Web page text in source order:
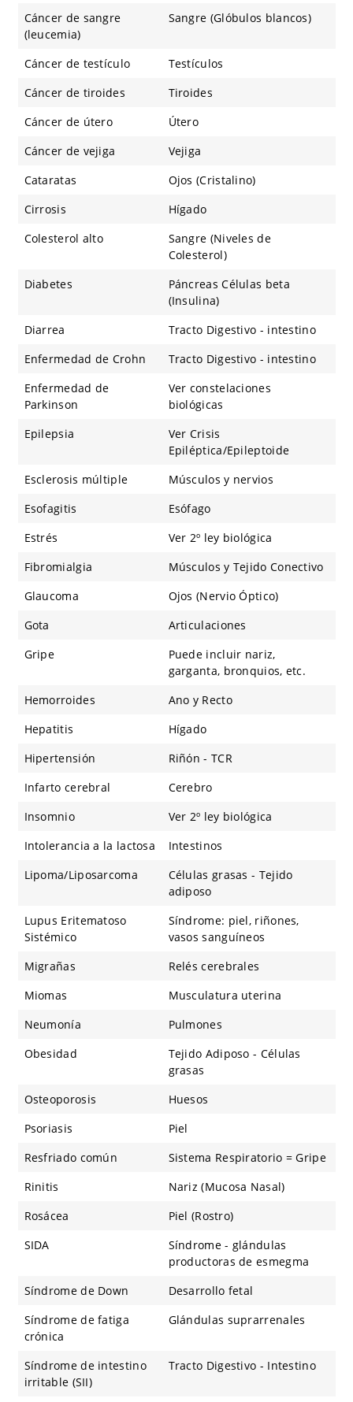
Cáncer de sangre
(leucemia)
Sangre (Glóbulos blancos)
Cáncer de testículo
Testículos
Cáncer de tiroides
Tiroides
Cáncer de útero
Útero
Cáncer de vejiga
Vejiga
Cataratas
Ojos (Cristalino)
Cirrosis
Hígado
Colesterol alto
Sangre (Niveles de
Colesterol)
Diabetes
Páncreas Células beta
(Insulina)
Diarrea
Tracto Digestivo - intestino
Enfermedad de Crohn
Tracto Digestivo - intestino
Enfermedad de
Parkinson
Ver constelaciones
biológicas
Epilepsia
Ver Crisis
Epiléptica/Epileptoide
Esclerosis múltiple
Músculos y nervios
Esofagitis
Esófago
Estrés
Ver 2º ley biológica
Fibromialgia
Músculos y Tejido Conectivo
Glaucoma
Ojos (Nervio Óptico)
Gota
Articulaciones
Gripe
Puede incluir nariz,
garganta, bronquios, etc.
Hemorroides
Ano y Recto
Hepatitis
Hígado
Hipertensión
Riñón - TCR
Infarto cerebral
Cerebro
Insomnio
Ver 2º ley biológica
Intolerancia a la lactosa
Intestinos
Lipoma/Liposarcoma
Células grasas - Tejido
adiposo
Lupus Eritematoso
Sistémico
Síndrome: piel, riñones,
vasos sanguíneos
Migrañas
Relés cerebrales
Miomas
Musculatura uterina
Neumonía
Pulmones
Obesidad
Tejido Adiposo - Células
grasas
Osteoporosis
Huesos
Psoriasis
Piel
Resfriado común
Sistema Respiratorio = Gripe
Rinitis
Nariz (Mucosa Nasal)
Rosácea
Piel (Rostro)
SIDA
Síndrome - glándulas
productoras de esmegma
Síndrome de Down
Desarrollo fetal
Síndrome de fatiga
crónica
Glándulas suprarrenales
Síndrome de intestino
irritable (SII)
Tracto Digestivo - Intestino